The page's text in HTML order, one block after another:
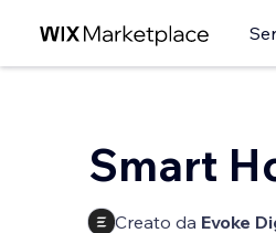
Smart
Creato da Evoke